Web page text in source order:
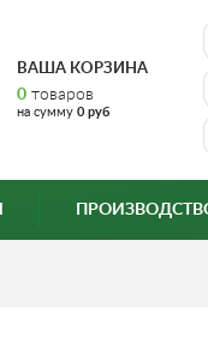
ВАША КОРЗИНА
0 товаров
на сумму 0 руб